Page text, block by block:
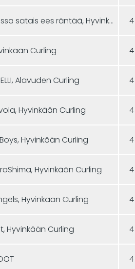
A3 - Huhtikuussa satais ees räntää, Hyvinkään Curling 4
Curling 4
Alavuden Curling 4
Hyvinkään Curling 4
Hyvinkään Curling 4
Hyvinkään Curling 4
Hyvinkään Curling 4
Hyvinkään Curling 4
4